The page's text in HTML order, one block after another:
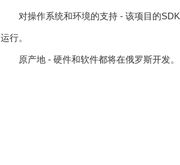
对操作系统和环境的支持 - 该项目的
运行。
原产地 - 硬件和软件都将在俄罗斯开发。